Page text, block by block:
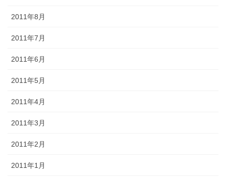
2011年8月
2011年7月
2011年6月
2011年5月
2011年4月
2011年3月
2011年2月
2011年1月